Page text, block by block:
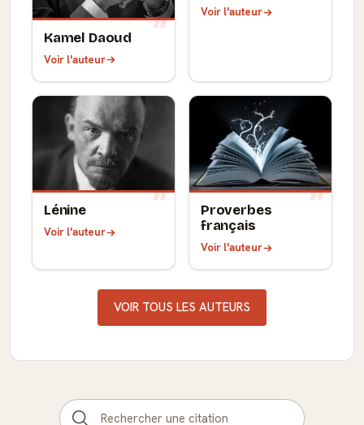
Kamel Daoud
Voir l'auteur
Voir l'auteur
Lénine
Voir l'auteur
Proverbes
français
Voir l'auteur
VOIR TOUS LES AUTEURS